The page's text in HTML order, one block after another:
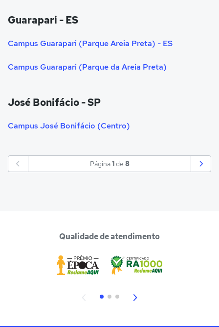
Guarapari - ES
Campus Guarapari (Parque Areia Preta) - ES
Campus Guarapari (Parque da Areia Preta)
José Bonifácio - SP
Campus José Bonifácio (Centro)
Página1 de 8
Qualidade de atendimento